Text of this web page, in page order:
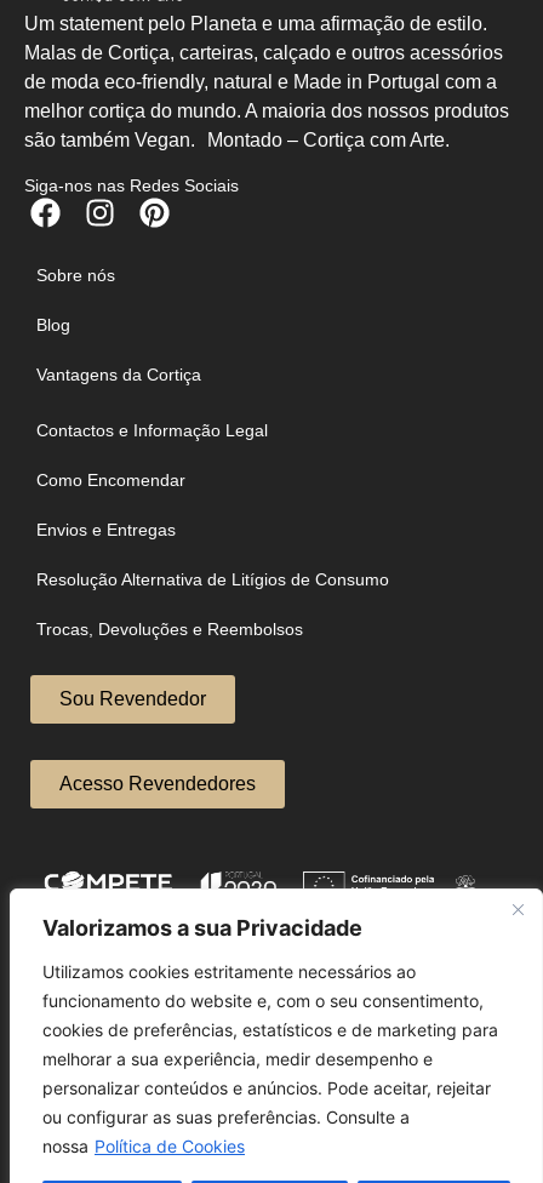
Valorizamos a sua Privacidade
Utilizamos cookies estritamente necessários ao
funcionamento do website e, com o seu consentimento,
cookies de preferências, estatísticos e de marketing para
melhorar a sua experiência, medir desempenho e
personalizar conteúdos e anúncios. Pode aceitar, rejeitar
ou configurar as suas preferências. Consulte a
nossa Política de Cookies
Um statement pelo Planeta e uma afirmação de estilo.
Malas de Cortiça, carteiras, calçado e outros acessórios
de moda eco-friendly, natural e Made in Portugal com a
melhor cortiça do mundo. A maioria dos nossos produtos
são também Vegan. Montado – Cortiça com Arte.
Siga-nos nas Redes Sociais
Sobre nós
Blog
Vantagens da Cortiça
Contactos e Informação Legal
Como Encomendar
Envios e Entregas
Resolução Alternativa de Litígios de Consumo
Trocas, Devoluções e Reembolsos
Sou Revendedor
Acesso Revendedores